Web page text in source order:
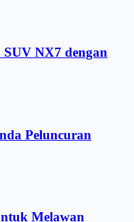
SUV NX7 dengan
Peluncuran
Melawan